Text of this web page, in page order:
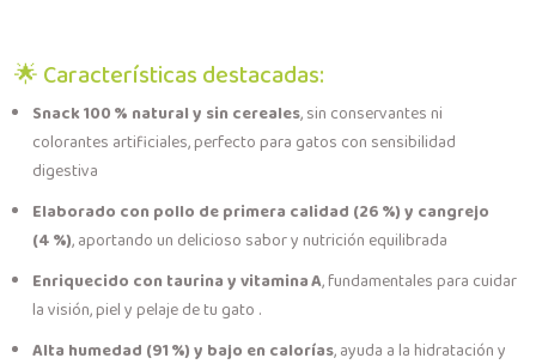
🌟 Características destacadas:
Snack 100 % natural y sin cereales, sin conservantes ni
colorantes artificiales, perfecto para gatos con sensibilidad
digestiva
Elaborado con pollo de primera calidad (26 %) y cangrejo
(4 %), aportando un delicioso sabor y nutrición equilibrada
Enriquecido con taurina y vitamina A, fundamentales para cuidar
la visión, piel y pelaje de tu gato .
Alta humedad (91 %) y bajo en calorías, ayuda a la hidratación y